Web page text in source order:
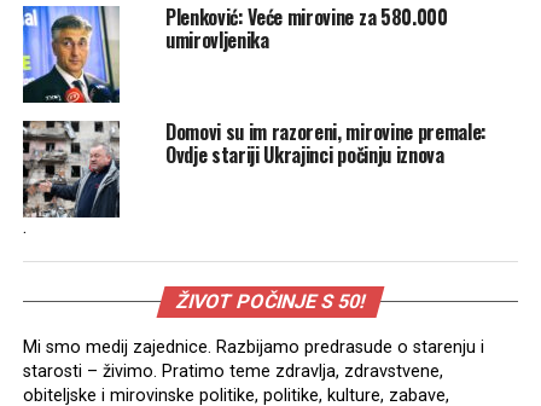
Plenković: Veće mirovine za 580.000
umirovljenika
Domovi su im razoreni, mirovine premale:
Ovdje stariji Ukrajinci počinju iznova
.
ŽIVOT POČINJE S 50!
Mi smo medij zajednice. Razbijamo predrasude o starenju i
starosti – živimo. Pratimo teme zdravlja, zdravstvene,
obiteljske i mirovinske politike, politike, kulture, zabave,